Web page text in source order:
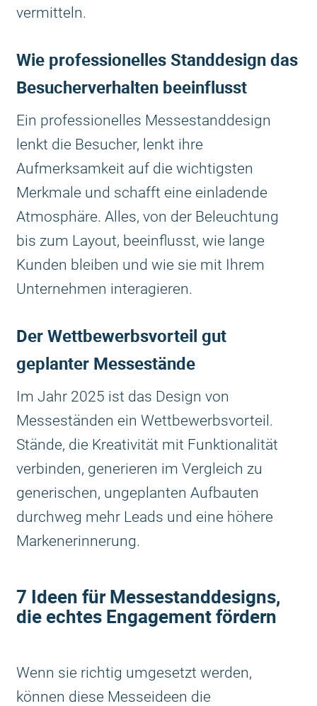
vermitteln.
Wie professionelles Standdesign das
Besucherverhalten beeinflusst
Ein professionelles Messestanddesign
lenkt die Besucher, lenkt ihre
Aufmerksamkeit auf die wichtigsten
Merkmale und schafft eine einladende
Atmosphäre. Alles, von der Beleuchtung
bis zum Layout, beeinflusst, wie lange
Kunden bleiben und wie sie mit Ihrem
Unternehmen interagieren.
Der Wettbewerbsvorteil gut
geplanter Messestände
Im Jahr 2025 ist das Design von
Messeständen ein Wettbewerbsvorteil.
Stände, die Kreativität mit Funktionalität
verbinden, generieren im Vergleich zu
generischen, ungeplanten Aufbauten
durchweg mehr Leads und eine höhere
Markenerinnerung.
7 Ideen für Messestanddesigns,
die echtes Engagement fördern
Wenn sie richtig umgesetzt werden,
können diese Messeideen die